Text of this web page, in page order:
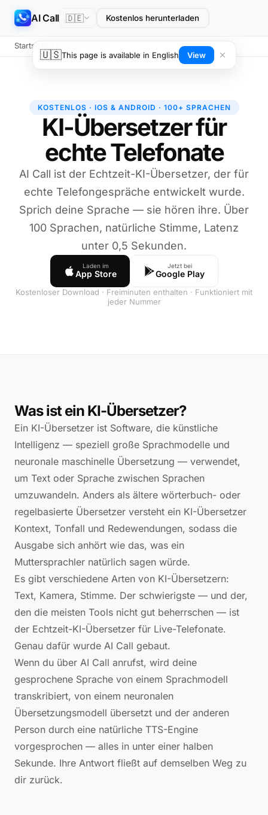
AI Call 🇩🇪 Kostenlos herunterladen
Startseite
KOSTENLOS · IOS & ANDROID · 100+ SPRACHEN
KI-Übersetzer für
echte Telefonate
AI Call ist der Echtzeit-KI-Übersetzer, der für
echte Telefongespräche entwickelt wurde.
Sprich deine Sprache — sie hören ihre. Über
100 Sprachen, natürliche Stimme, Latenz
unter 0,5 Sekunden.
Laden im
App Store
Jetzt bei
Google Play
Kostenloser Download · Freiminuten enthalten · Funktioniert mit
jeder Nummer
Was ist ein KI-Übersetzer?
Ein KI-Übersetzer ist Software, die künstliche
Intelligenz — speziell große Sprachmodelle und
neuronale maschinelle Übersetzung — verwendet,
um Text oder Sprache zwischen Sprachen
umzuwandeln. Anders als ältere wörterbuch- oder
regelbasierte Übersetzer versteht ein KI-Übersetzer
Kontext, Tonfall und Redewendungen, sodass die
Ausgabe sich anhört wie das, was ein
Muttersprachler natürlich sagen würde.
Es gibt verschiedene Arten von KI-Übersetzern:
Text, Kamera, Stimme. Der schwierigste — und der,
den die meisten Tools nicht gut beherrschen — ist
der Echtzeit-KI-Übersetzer für Live-Telefonate.
Genau dafür wurde AI Call gebaut.
Wenn du über AI Call anrufst, wird deine
gesprochene Sprache von einem Sprachmodell
transkribiert, von einem neuronalen
Übersetzungsmodell übersetzt und der anderen
Person durch eine natürliche TTS-Engine
vorgesprochen — alles in unter einer halben
Sekunde. Ihre Antwort fließt auf demselben Weg zu
dir zurück.
🇺🇸This page is available in English View